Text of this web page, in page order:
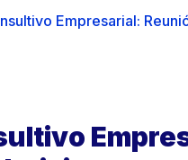
Empresarial: